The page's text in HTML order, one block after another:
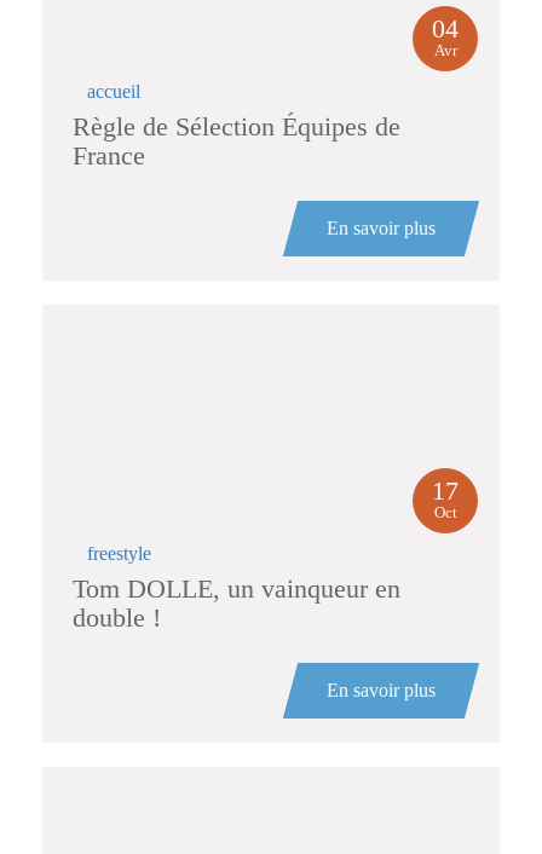
accueil
Règle de Sélection Équipes de
France
04
Avr
En savoir plus
freestyle
Tom DOLLE, un vainqueur en
double !
17
Oct
En savoir plus